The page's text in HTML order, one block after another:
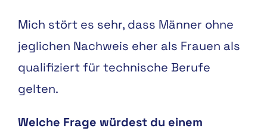
Mich stört es sehr, dass Männer ohne
jeglichen Nachweis eher als Frauen als
qualifiziert für technische Berufe
gelten.
Welche Frage würdest du einem